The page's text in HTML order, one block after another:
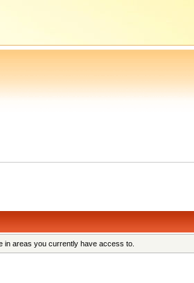
in areas you currently have access to.